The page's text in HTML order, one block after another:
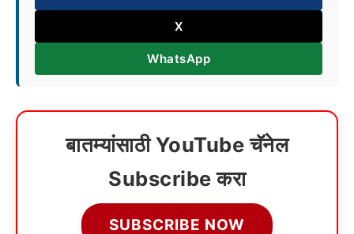
X
WhatsApp
बातम्यांसाठी YouTube चॅनेल
Subscribe करा
SUBSCRIBE NOW